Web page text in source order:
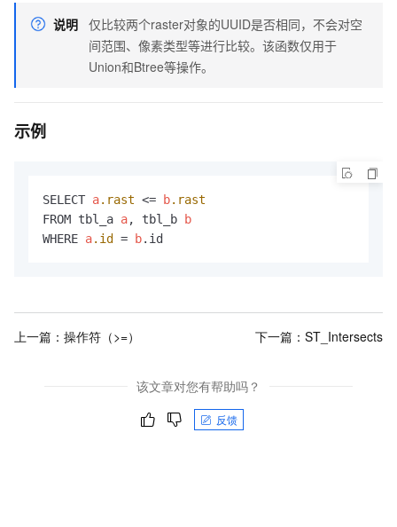
说明 仅比较两个raster对象的UUID是否相同，不会对空
间范围、像素类型等进行比较。该函数仅用于
Union和Btree等操作。
示例
SELECT a.rast <= b.rast
FROM tbl_a a, tbl_b
b
WHERE a.id = b.id
上一篇： 操作符（>=） 下一篇： ST_Intersects
该文章对您有帮助吗？
反馈